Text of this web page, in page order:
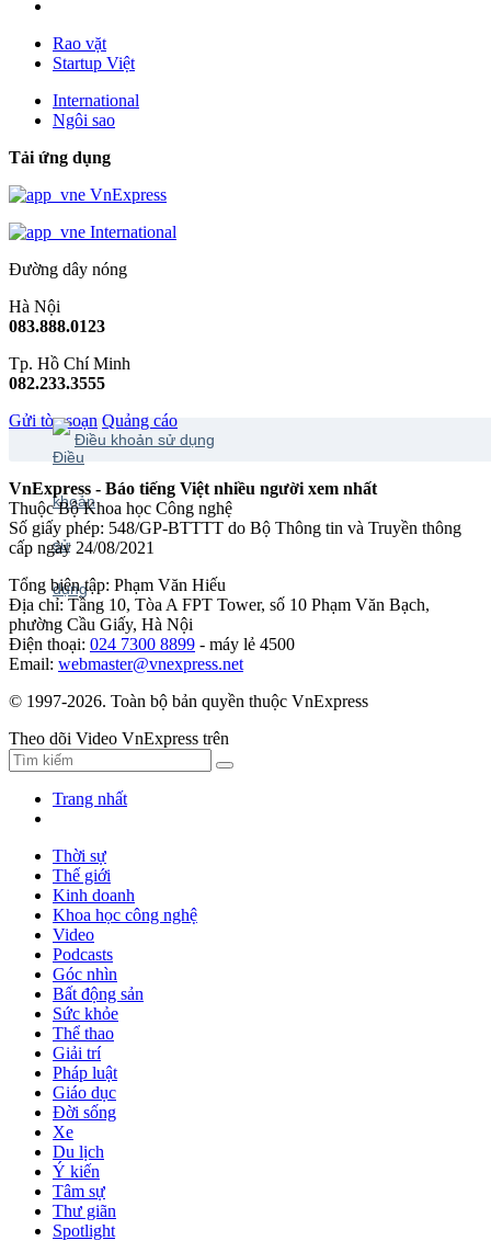
Rao vặt
Startup Việt
International
Ngôi sao
Tải ứng dụng
VnExpress
International
Đường dây nóng
Hà Nội
083.888.0123
Tp. Hồ Chí Minh
082.233.3555
Gửi tòa soạn Quảng cáo
Điều khoản sử dụng
VnExpress - Báo tiếng Việt nhiều người xem nhất
Thuộc Bộ Khoa học Công nghệ
Số giấy phép: 548/GP-BTTTT do Bộ Thông tin và Truyền thông
cấp ngày 24/08/2021
Tổng biên tập: Phạm Văn Hiếu
Địa chỉ: Tầng 10, Tòa A FPT Tower, số 10 Phạm Văn Bạch,
phường Cầu Giấy, Hà Nội
Điện thoại: 024 7300 8899 - máy lẻ 4500
Email: webmaster@vnexpress.net
© 1997-2026. Toàn bộ bản quyền thuộc VnExpress
Theo dõi Video VnExpress trên
Trang nhất
Thời sự
Thế giới
Kinh doanh
Khoa học công nghệ
Video
Podcasts
Góc nhìn
Bất động sản
Sức khỏe
Thể thao
Giải trí
Pháp luật
Giáo dục
Đời sống
Xe
Du lịch
Ý kiến
Tâm sự
Thư giãn
Spotlight